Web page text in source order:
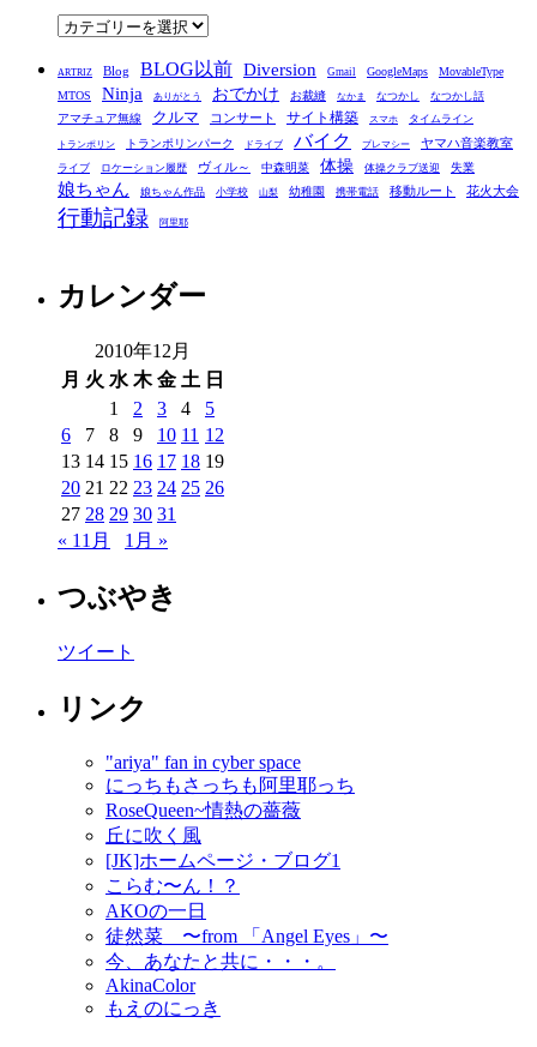
ブ
カ
ゴ
リ
ー
ARTRIZ Blog BLOG以前 Diversion Gmail GoogleMaps
MovableType
MTOS
Ninja ありがとう おでかけ お裁縫 なかま なつかし なつかし話
アマチュア無線 クルマ コンサート サイト構築 スマホ タイムライン
トランポリン トランポリンパーク ドライブ バイク プレマシー ヤマハ音楽教室
ライブ ロケーション履歴 ヴィル～ 中森明菜 体操 体操クラブ送迎 失業
娘ちゃん 娘ちゃん作品 小学校 山梨 幼稚園 携帯電話 移動ルート 花火大会
行動記録 阿里耶
カレンダー
2010年12月
月 火 水 木 金 土 日
1
2 3 4
5
6
7 8 9 10 11 12
13 14 15 16 17 18 19
20 21 22 23 24 25 26
27 28 29 30 31
« 11月
1月 »
つぶやき
ツイート
リンク
"ariya" fan in cyber space
にっちもさっちも阿里耶っち
RoseQueen~情熱の薔薇
丘に吹く風
[JK]ホームページ・ブログ1
こらむ〜ん！？
AKOの一日
徒然菜 〜from 「Angel Eyes」〜
今、あなたと共に・・・。
AkinaColor
もえのにっき